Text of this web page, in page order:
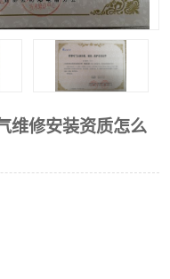
维修安装资质怎么